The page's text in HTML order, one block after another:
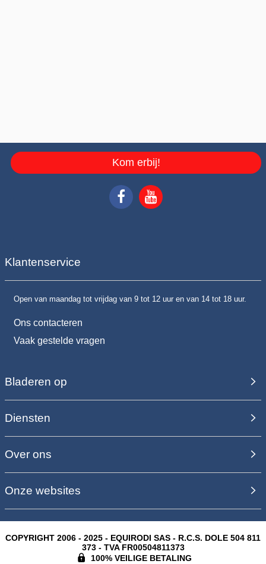
Kom erbij!
Klantenservice
Open van maandag tot vrijdag van 9 tot 12 uur en van 14 tot 18 uur.
Ons contacteren
Vaak gestelde vragen
Bladeren op
Diensten
Over ons
Onze websites
COPYRIGHT 2006 - 2025 - EQUIRODI SAS - R.C.S. DOLE 504 811
373 - TVA FR00504811373
100% VEILIGE BETALING